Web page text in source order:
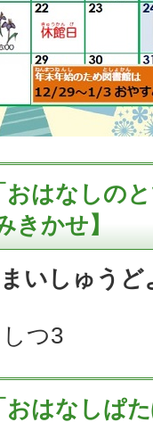
はなしの
きかせ】
いしゅう
つ3
はなしぱ